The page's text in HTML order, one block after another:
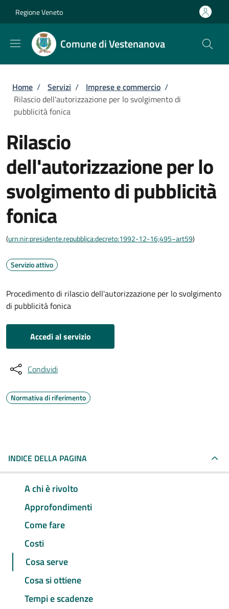
Regione Veneto
Comune di Vestenanova
Briciole di pane
Home / Servizi / Imprese e commercio /
Rilascio dell'autorizzazione per lo svolgimento di
pubblicità fonica
Rilascio
dell'autorizzazione per lo
svolgimento di pubblicità
fonica
(urn:nir:presidente.repubblica:decreto:1992-12-16;495~art59)
Servizio attivo
Procedimento di rilascio dell'autorizzazione per lo svolgimento
di pubblicità fonica
Accedi al servizio
Condividi
Normativa di riferimento
INDICE DELLA PAGINA
A chi è rivolto
Approfondimenti
Come fare
Costi
Cosa serve
Cosa si ottiene
Tempi e scadenze